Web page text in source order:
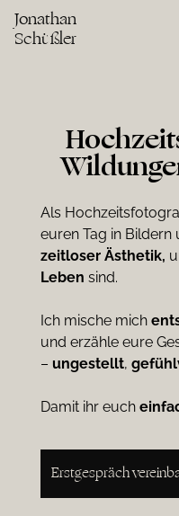
Jonathan
Schüßler
Als
euren Tag in Bildern
zeitloser Ästhetik,
Leben sind.
Ich mische mich
und erzähle eure
– ungestellt,
Damit ihr euch
Erstgespräch